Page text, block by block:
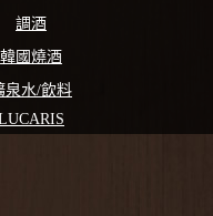
調酒
韓國燒酒
泉水/飲料